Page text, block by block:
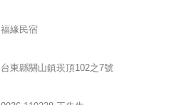
福緣民宿
台東縣關山鎮崁頂102之7號